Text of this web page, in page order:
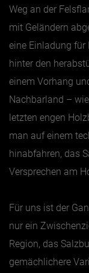
Februar
März
April
Mai
Juni
September
Oktober
Dezember
Weg an der
mit Geländern
eine Einladung für
hinter den
einem Vorhang
Nachbarland –
letzten engen
man auf einem
hinabfahren, das
Versprechen am
Für uns ist der
nur ein
Region, das
gemächlichere